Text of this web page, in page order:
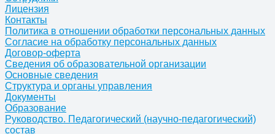
Лицензия
Контакты
Политика в отношении обработки персональных данных
Согласие на обработку персональных данных
Договор-оферта
Сведения об образовательной организации
Основные сведения
Структура и органы управления
Документы
Образование
Руководство. Педагогический (научно-педагогический)
состав